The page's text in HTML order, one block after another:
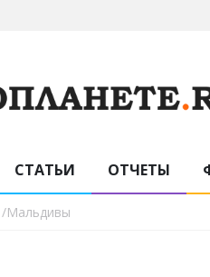
СТАТЬИ ОТЧЕТЫ
/Мальдивы